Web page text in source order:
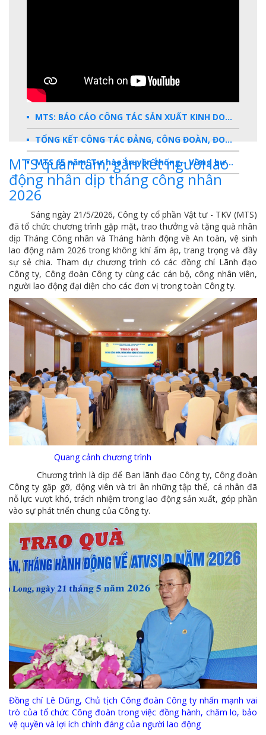
MTS: BÁO CÁO CÔNG TÁC SẢN XUẤT KINH DOANH 2025
TỔNG KẾT CÔNG TÁC ĐẢNG, CÔNG ĐOÀN, ĐOÀN THANH NIÊN 2025
MTS 65 năm: Tự hào truyền thống - Vững bước Tương lai
Dấu ấn MTS 2024
Báo cáo tổng kết hoạt động SXKD năm 2023
10 sự kiện tiêu biểu năm 2023
MTS -10 sự kiện nổi bật năm 2022
Bản tin số 358- Vinacomin news
COMINLUB - TỰ HÀO CHẶNG ĐƯỜNG 25 NĂM
MTS - Gặp mặt cán bộ ngành than vùng Cẩm Phả
Công ty CP Vật tư TKV quyết liệt phòng chống dịch đảm bảo cung ứng vật tư
TKV đẩy mạnh lộ trình tái cơ cấu
MTS - GIỚI THIỆU SẢN PHẨM COMINLUB HFS
MTS - ĐẢM BẢO CHẤT LƯỢNG VẬT TƯ NGÀNH MỎ
Video quy trình Bỏ phiếu Bầu cử sắp tới
MTS: KHÁNH THÀNH CỬA HÀNG XĂNG DẦU CẨM PHẢ
MTS: 5 NĂM - TỪ ĐẠI HỘI ĐẾN ĐẠI HỘI
Cách phòng chống covid-19 tại nơi làm việc
Sản phẩm dầu nhờn của Công ty CP Vật tư tạo ấn tượng tốt tại Lễ tổng kết
Cominlub: Dấu ấn 20 năm 12/11 (1997-2017)
MTS: Công nghệ hiện đại - Kết nối thông minh
Đồng hành vì sự phát triển lâu dài của MTS
MTS: Hưởng ứng tháng "An toàn-Vệ sinh lao động"
MTS: Sự kiện nổi bật trong tháng 3
Tuổi trẻ MTS: "Tâm sáng với việc, tận tụy với nghề" góp sức xây dựng công ty phát triển bền vững
MTS quan tâm, gắn kết người lao
động nhân dịp tháng công nhân
2026
Sáng ngày 21/5/2026, Công ty cổ phần Vật tư - TKV (MTS)
đã tổ chức chương trình gặp mặt, trao thưởng và tặng quà nhân
dịp Tháng Công nhân và Tháng hành động về An toàn, vệ sinh
lao động năm 2026 trong không khí ấm áp, trang trọng và đầy
sự sẻ chia. Tham dự chương trình có các đồng chí Lãnh đạo
Công ty, Công đoàn Công ty cùng các cán bộ, công nhân viên,
người lao động đại diện cho các đơn vị trong toàn Công ty.
Quang cảnh chương trình
Chương trình là dịp để Ban lãnh đạo Công ty, Công đoàn
Công ty gặp gỡ, động viên và tri ân những tập thể, cá nhân đã
nỗ lực vượt khó, trách nhiệm trong lao động sản xuất, góp phần
vào sự phát triển chung của Công ty.
Đồng chí Lê Dũng, Chủ tịch Công đoàn Công ty nhấn mạnh vai
trò của tổ chức Công đoàn trong việc đồng hành, chăm lo, bảo
vệ quyền và lợi ích chính đáng của người lao động